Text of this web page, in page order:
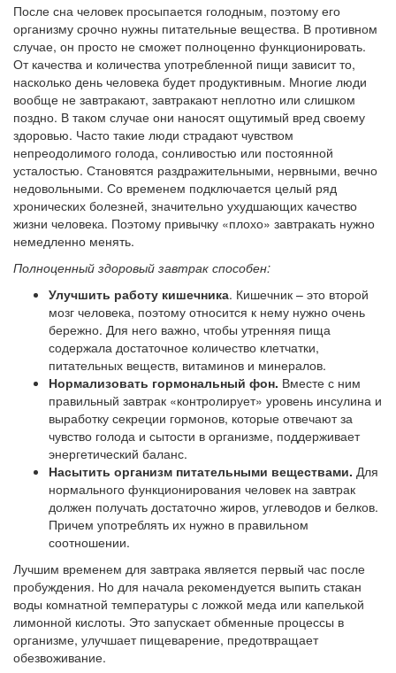
После сна человек просыпается голодным, поэтому его
организму срочно нужны питательные вещества. В противном
случае, он просто не сможет полноценно функционировать.
От качества и количества употребленной пищи зависит то,
насколько день человека будет продуктивным. Многие люди
вообще не завтракают, завтракают неплотно или слишком
поздно. В таком случае они наносят ощутимый вред своему
здоровью. Часто такие люди страдают чувством
непреодолимого голода, сонливостью или постоянной
усталостью. Становятся раздражительными, нервными, вечно
недовольными. Со временем подключается целый ряд
хронических болезней, значительно ухудшающих качество
жизни человека. Поэтому привычку «плохо» завтракать нужно
немедленно менять.
Полноценный здоровый завтрак способен:
Улучшить работу кишечника. Кишечник – это второй
мозг человека, поэтому относится к нему нужно очень
бережно. Для него важно, чтобы утренняя пища
содержала достаточное количество клетчатки,
питательных веществ, витаминов и минералов.
Нормализовать гормональный фон. Вместе с ним
правильный завтрак «контролирует» уровень инсулина и
выработку секреции гормонов, которые отвечают за
чувство голода и сытости в организме, поддерживает
энергетический баланс.
Насытить организм питательными веществами. Для
нормального функционирования человек на завтрак
должен получать достаточно жиров, углеводов и белков.
Причем употреблять их нужно в правильном
соотношении.
Лучшим временем для завтрака является первый час после
пробуждения. Но для начала рекомендуется выпить стакан
воды комнатной температуры с ложкой меда или капелькой
лимонной кислоты. Это запускает обменные процессы в
организме, улучшает пищеварение, предотвращает
обезвоживание.